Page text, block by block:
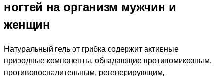
ногтей на организм мужчин и
женщин
Натуральный гель от грибка содержит активные
природные компоненты, обладающие противомикозным,
противовоспалительным, регенерирующим,